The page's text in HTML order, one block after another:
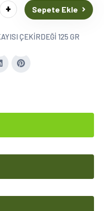
+ Sepete Ekle
ÇEKİRDEĞİ 125 GR